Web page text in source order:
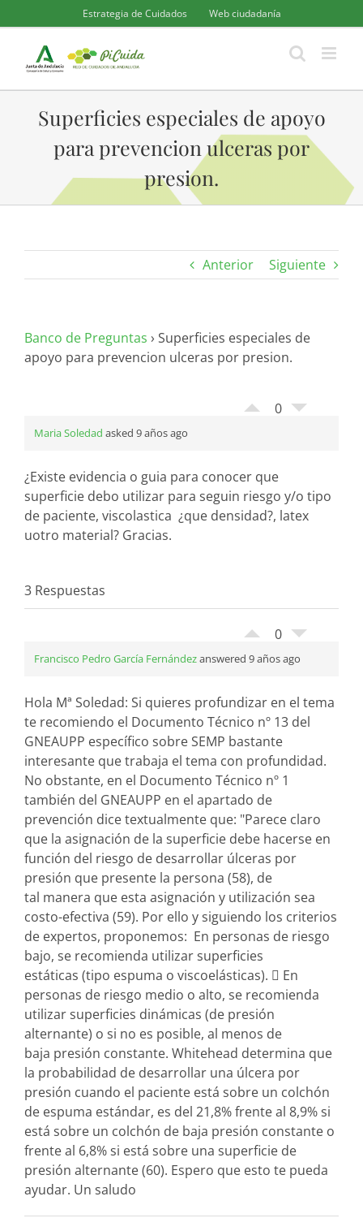
al
contenido
Estrategia de Cuidados Web ciudadanía
Superficies especiales de apoyo
para prevencion ulceras por
presion.
Anterior Siguiente
Banco de Preguntas › Superficies especiales de
apoyo para prevencion ulceras por presion.
0
Maria Soledad asked 9 años ago
¿Existe evidencia o guia para conocer que
superficie debo utilizar para seguin riesgo y/o tipo
de paciente, viscolastica ¿que densidad?, latex
uotro material? Gracias.
3 Respuestas
0
Francisco Pedro García Fernándezanswered 9 años ago
Hola Mª Soledad: Si quieres profundizar en el tema
te recomiendo el Documento Técnico nº 13 del
GNEAUPP específico sobre SEMP bastante
interesante que trabaja el tema con profundidad.
No obstante, en el Documento Técnico nº 1
también del GNEAUPP en el apartado de
prevención dice textualmente que: "Parece claro
que la asignación de la superficie debe hacerse en
función del riesgo de desarrollar úlceras por
presión que presente la persona (58), de
tal manera que esta asignación y utilización sea
costo-efectiva (59). Por ello y siguiendo los criterios
de expertos, proponemos: En personas de riesgo
bajo, se recomienda utilizar superficies
estáticas (tipo espuma o viscoelásticas).  En
personas de riesgo medio o alto, se recomienda
utilizar superficies dinámicas (de presión
alternante) o si no es posible, al menos de
baja presión constante. Whitehead determina que
la probabilidad de desarrollar una úlcera por
presión cuando el paciente está sobre un colchón
de espuma estándar, es del 21,8% frente al 8,9% si
está sobre un colchón de baja presión constante o
frente al 6,8% si está sobre una superficie de
presión alternante (60). Espero que esto te pueda
ayudar. Un saludo